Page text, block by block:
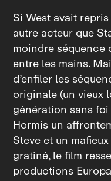
Si West avait
autre acteur que
moindre séquence
entre les mains.
d’enfiler les
originale (un vieux
génération sans
Hormis un
Steve et un
gratiné, le film
productions